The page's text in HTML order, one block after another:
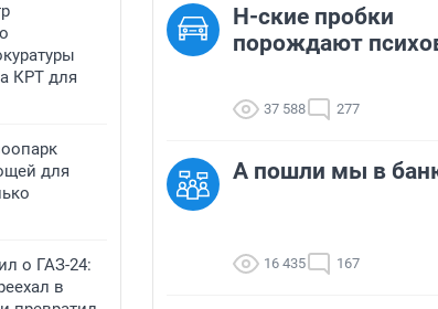
КРТ для
для
о ГАЗ-24:
в
Н-ские пробки
порождают
37 588 277
А пошли мы в
16 435 167